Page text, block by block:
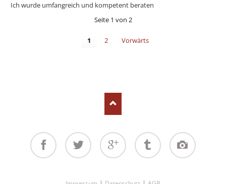
Ich wurde umfangreich und kompetent beraten
Seite 1 von 2
1 2 Vorwärts